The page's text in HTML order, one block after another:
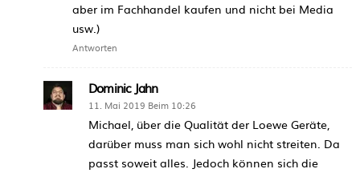
aber im Fachhandel kaufen und nicht bei Media
usw.)
Antworten
Dominic Jahn
11. Mai 2019 Beim 10:26
Michael, über die Qualität der Loewe Geräte,
darüber muss man sich wohl nicht streiten. Da
passt soweit alles. Jedoch können sich die